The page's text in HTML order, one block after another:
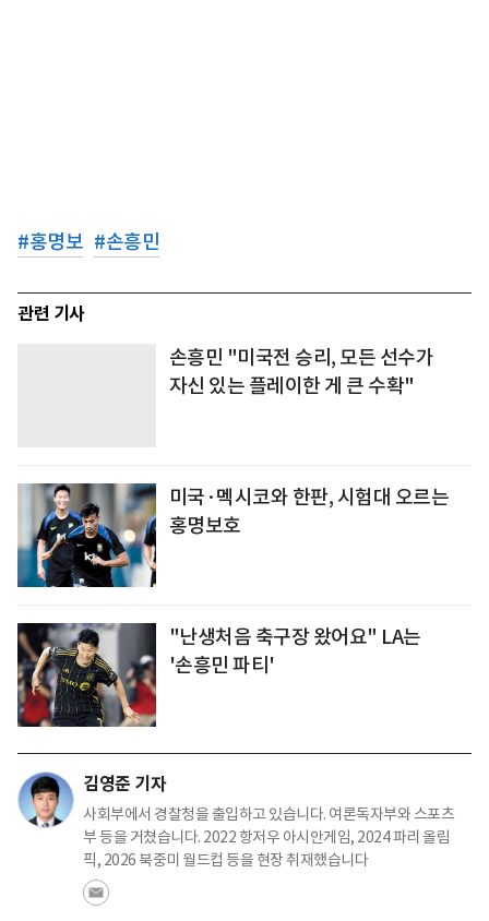
#홍명보 #손흥민
관련 기사
손흥민 "미국전 승리, 모든 선수가
자신 있는 플레이한 게 큰 수확"
미국·멕시코와 한판, 시험대 오르는
홍명보호
"난생처음 축구장 왔어요" LA는
'손흥민 파티'
김영준 기자
사회부에서 경찰청을 출입하고 있습니다. 여론독자부와 스포츠
부 등을 거쳤습니다. 2022 항저우 아시안게임, 2024 파리 올림
픽, 2026 북중미 월드컵 등을 현장 취재했습니다